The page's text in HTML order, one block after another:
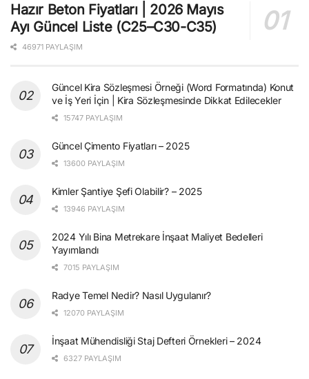
Hazır Beton Fiyatları | 2026 Mayıs
Ayı Güncel Liste (C25–C30-C35)
46971 PAYLAŞIM
Güncel Kira Sözleşmesi Örneği (Word Formatında) Konut
ve İş Yeri İçin | Kira Sözleşmesinde Dikkat Edilecekler
15747 PAYLAŞIM
Güncel Çimento Fiyatları – 2025
13600 PAYLAŞIM
Kimler Şantiye Şefi Olabilir? – 2025
13946 PAYLAŞIM
2024 Yılı Bina Metrekare İnşaat Maliyet Bedelleri
Yayımlandı
7015 PAYLAŞIM
Radye Temel Nedir? Nasıl Uygulanır?
12070 PAYLAŞIM
İnşaat Mühendisliği Staj Defteri Örnekleri – 2024
6327 PAYLAŞIM